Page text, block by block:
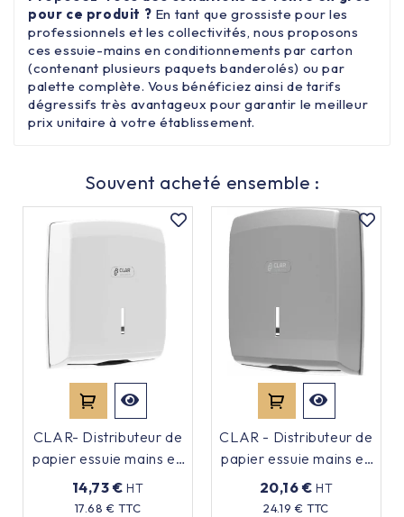
pour ce produit ? En tant que grossiste pour les
professionnels et les collectivités, nous proposons
ces essuie-mains en conditionnements par carton
(contenant plusieurs paquets banderolés) ou par
palette complète. Vous bénéficiez ainsi de tarifs
dégressifs très avantageux pour garantir le meilleur
prix unitaire à votre établissement.
Souvent acheté ensemble :
CLAR- Distributeur de
papier essuie mains en
Z
14,73 € HT
17.68 € TTC
Prix
CLAR - Distributeur de
papier essuie mains en
Z - Nova
20,16 € HT
24.19 € TTC
Prix